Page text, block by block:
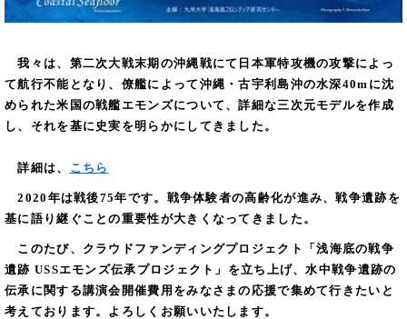
我々は、第⼆次⼤戦末期の沖縄戦にて⽇本軍特攻機の攻撃によっ
て航行不能となり、僚艦によって沖縄・古宇利島沖の水深40mに沈
められた米国の戦艦エモンズについて、詳細な三次元モデルを作成
し、それを基に史実を明らかにしてきました。
詳細は、 こちら
2020年は戦後75年です。戦争体験者の高齢化が進み、戦争遺跡を
基に語り継ぐことの重要性が大きくなってきました。
このたび、クラウドファンディングプロジェクト「浅海底の戦争
遺跡 USSエモンズ伝承プロジェクト」を立ち上げ、水中戦争遺跡の
伝承に関する講演会開催費用をみなさまの応援で集めて行きたいと
考えております。よろしくお願いいたします。